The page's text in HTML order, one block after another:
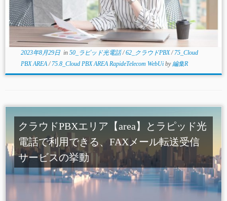
2023年8月29日in 50_ラピッド光電話/62_クラウドPBX/ 75_Cloud
PBX AREA/ 75.8_Cloud PBX AREA RapideTelecom WebUi by編集R
クラウドPBXエリア【area】とラピッド光
電話で利用できる、FAXメール転送受信
サービスの挙動